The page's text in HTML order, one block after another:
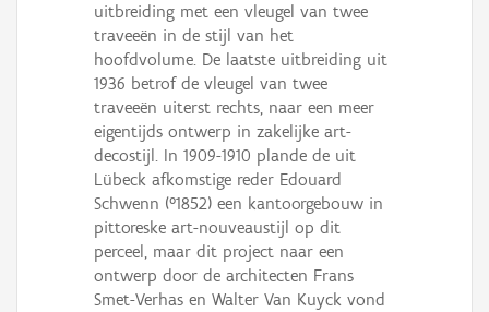
uitbreiding met een vleugel van twee
traveeën in de stijl van het
hoofdvolume. De laatste uitbreiding uit
1936 betrof de vleugel van twee
traveeën uiterst rechts, naar een meer
eigentijds ontwerp in zakelijke art-
decostijl. In 1909-1910 plande de uit
Lübeck afkomstige reder Edouard
Schwenn (°1852) een kantoorgebouw in
pittoreske art-nouveaustijl op dit
perceel, maar dit project naar een
ontwerp door de architecten Frans
Smet-Verhas en Walter Van Kuyck vond